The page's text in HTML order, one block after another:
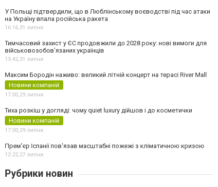
У Польщі підтвердили, що в Люблінському воєводстві під час атаки
на Україну впала російська ракета
16:16,31 липня
Тимчасовий захист у ЄС продовжили до 2028 року: нові вимоги для
військовозобов’язаних українців
15:42,31 липня
Максим Бородін наживо: великий літній концерт на терасі River Mall
Новини компаній
17:00,29 липня
Тиха розкіш у догляді: чому quiet luxury дійшов і до косметички
Новини компаній
17:00,29 липня
Прем'єр Іспанії пов'язав масштабні пожежі з кліматичною кризою
12:22,27 липня
Рубрики новин